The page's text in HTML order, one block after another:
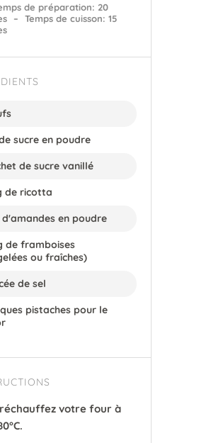
de préparation: 20
–
Temps de cuisson: 15
sucre en poudre
de sucre vanillé
de ricotta
d'amandes en poudre
de framboises
ou fraîches)
de sel
pistaches pour le
votre four à